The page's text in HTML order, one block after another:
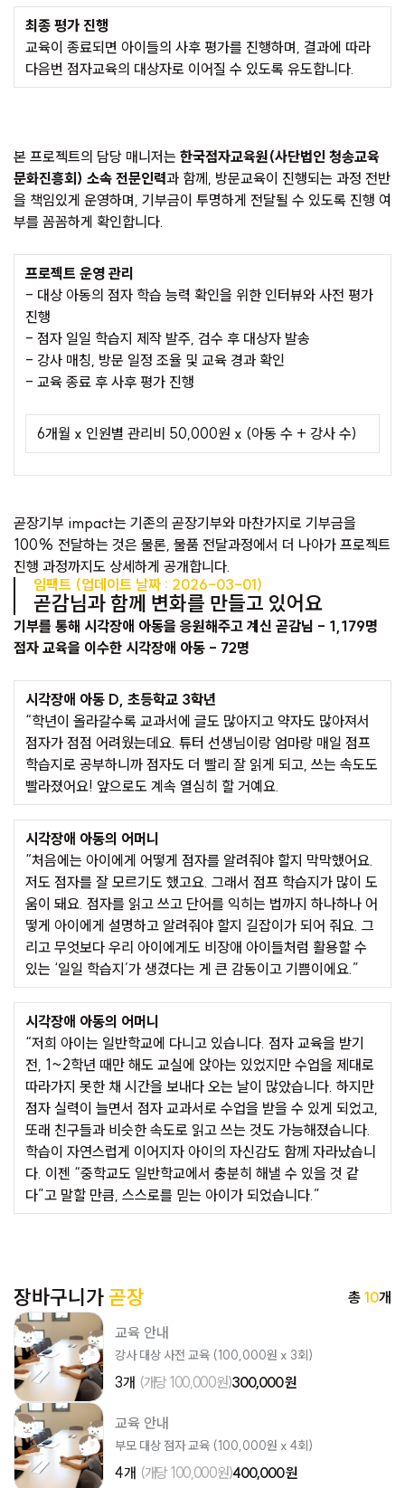
최종 평가 진행
교육이 종료되면 아이들의 사후 평가를 진행하며, 결과에 따라
다음번 점자교육의 대상자로 이어질 수 있도록 유도합니다.
본 프로젝트의 담당 매니저는 한국점자교육원(사단법인 청송교육
문화진흥회) 소속 전문인력과 함께, 방문교육이 진행되는 과정 전반
을 책임있게 운영하며, 기부금이 투명하게 전달될 수 있도록 진행 여
부를 꼼꼼하게 확인합니다.
프로젝트 운영 관리
- 대상 아동의 점자 학습 능력 확인을 위한 인터뷰와 사전 평가
진행
- 점자 일일 학습지 제작 발주, 검수 후 대상자 발송
- 강사 매칭, 방문 일정 조율 및 교육 경과 확인
- 교육 종료 후 사후 평가 진행
6개월 x 인원별 관리비 50,000원 x (아동 수 + 강사 수)
곧장기부 impact는 기존의 곧장기부와 마찬가지로 기부금을
100% 전달하는 것은 물론, 물품 전달과정에서 더 나아가 프로젝트
진행 과정까지도 상세하게 공개합니다.
임팩트 (업데이트 날짜 : 2026-03-01)
곧감님과 함께 변화를 만들고 있어요
기부를 통해 시각장애 아동을 응원해주고 계신 곧감님 - 1,179명
점자 교육을 이수한 시각장애 아동 - 72명
시각장애 아동 D, 초등학교 3학년
“학년이 올라갈수록 교과서에 글도 많아지고 약자도 많아져서
점자가 점점 어려웠는데요. 튜터 선생님이랑 엄마랑 매일 점프
학습지로 공부하니까 점자도 더 빨리 잘 읽게 되고, 쓰는 속도도
빨라졌어요! 앞으로도 계속 열심히 할 거예요.
시각장애 아동의 어머니
“처음에는 아이에게 어떻게 점자를 알려줘야 할지 막막했어요.
저도 점자를 잘 모르기도 했고요. 그래서 점프 학습지가 많이 도
움이 돼요. 점자를 읽고 쓰고 단어를 익히는 법까지 하나하나 어
떻게 아이에게 설명하고 알려줘야 할지 길잡이가 되어 줘요. 그
리고 무엇보다 우리 아이에게도 비장애 아이들처럼 활용할 수
있는 ‘일일 학습지’가 생겼다는 게 큰 감동이고 기쁨이에요.”
시각장애 아동의 어머니
“저희 아이는 일반학교에 다니고 있습니다. 점자 교육을 받기
전, 1~2학년 때만 해도 교실에 앉아는 있었지만 수업을 제대로
따라가지 못한 채 시간을 보내다 오는 날이 많았습니다. 하지만
점자 실력이 늘면서 점자 교과서로 수업을 받을 수 있게 되었고,
또래 친구들과 비슷한 속도로 읽고 쓰는 것도 가능해졌습니다.
학습이 자연스럽게 이어지자 아이의 자신감도 함께 자라났습니
다. 이젠 “중학교도 일반학교에서 충분히 해낼 수 있을 것 같
다”고 말할 만큼, 스스로를 믿는 아이가 되었습니다.”
장바구니가곧장 총 10개
교육 안내
강사 대상 사전 교육 (100,000원 x 3회)
3개 (개당 100,000원)300,000 원
교육 안내
부모 대상 점자 교육 (100,000원 x 4회)
4개 (개당 100,000원)400,000 원